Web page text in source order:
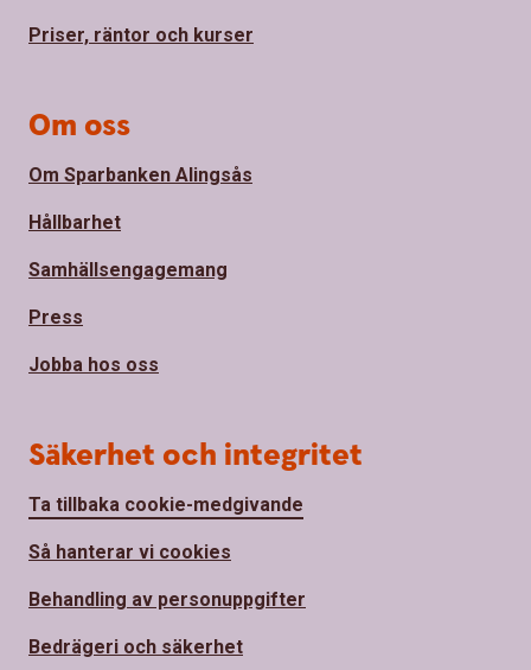
Priser, räntor och kurser
Om oss
Om Sparbanken Alingsås
Hållbarhet
Samhällsengagemang
Press
Jobba hos oss
Säkerhet och integritet
Ta tillbaka cookie-medgivande
Så hanterar vi cookies
Behandling av personuppgifter
Bedrägeri och säkerhet